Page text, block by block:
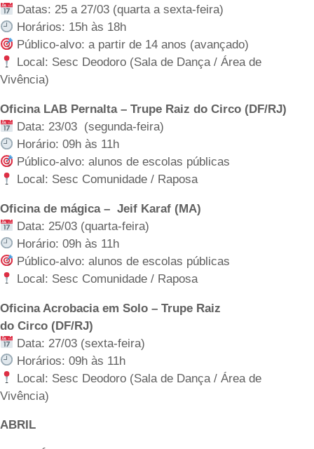
Datas: 25 a 27/03 (quarta a sexta-feira)
Horários: 15h às 18h
Público-alvo: a partir de 14 anos (avançado)
Local: Sesc Deodoro (Sala de Dança / Área de
Vivência)
Oficina LAB Pernalta – Trupe Raiz do Circo (DF/RJ)
Data: 23/03 (segunda-feira)
Horário: 09h às 11h
Público-alvo: alunos de escolas públicas
Local: Sesc Comunidade / Raposa
Oficina de mágica – Jeif Karaf (MA)
Data: 25/03 (quarta-feira)
Horário: 09h às 11h
Público-alvo: alunos de escolas públicas
Local: Sesc Comunidade / Raposa
Oficina Acrobacia em Solo – Trupe Raiz
do Circo (DF/RJ)
Data: 27/03 (sexta-feira)
Horários: 09h às 11h
Local: Sesc Deodoro (Sala de Dança / Área de
Vivência)
ABRIL